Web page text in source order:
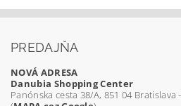
PREDAJŇA
NOVÁ ADRESA
Danubia Shopping Center
Panónska cesta 38/A, 851 04 Bratislava